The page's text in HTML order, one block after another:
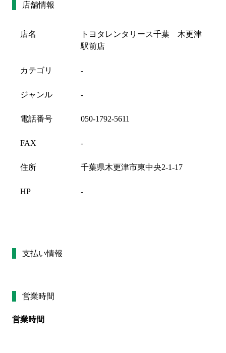
店舗情報
店名
トヨタレンタリース千葉 木更津
駅前店
カテゴリ -
ジャンル -
電話番号 050-1792-5611
FAX -
住所 千葉県木更津市東中央2-1-17
HP -
支払い情報
営業時間
営業時間